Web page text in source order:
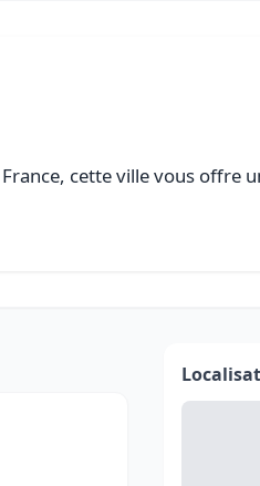
cette ville vous offre